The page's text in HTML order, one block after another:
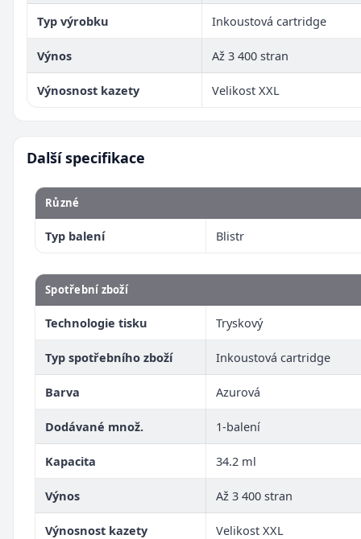
Typ výrobku Inkoustová cartridge
Výnos Až 3 400 stran
Výnosnost kazety Velikost XXL
Další specifikace
Různé
Typ balení Blistr
Spotřební zboží
Technologie tisku Tryskový
Typ spotřebního zboží Inkoustová cartridge
Barva Azurová
Dodávané množ. 1-balení
Kapacita 34.2 ml
Výnos Až 3 400 stran
Výnosnost kazety Velikost XXL